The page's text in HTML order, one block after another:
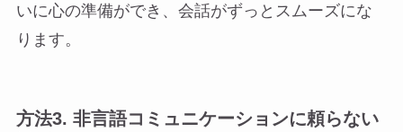
いに心の準備ができ、会話がずっとスムーズにな
ります。
方法3. 非言語コミュニケーションに頼らない